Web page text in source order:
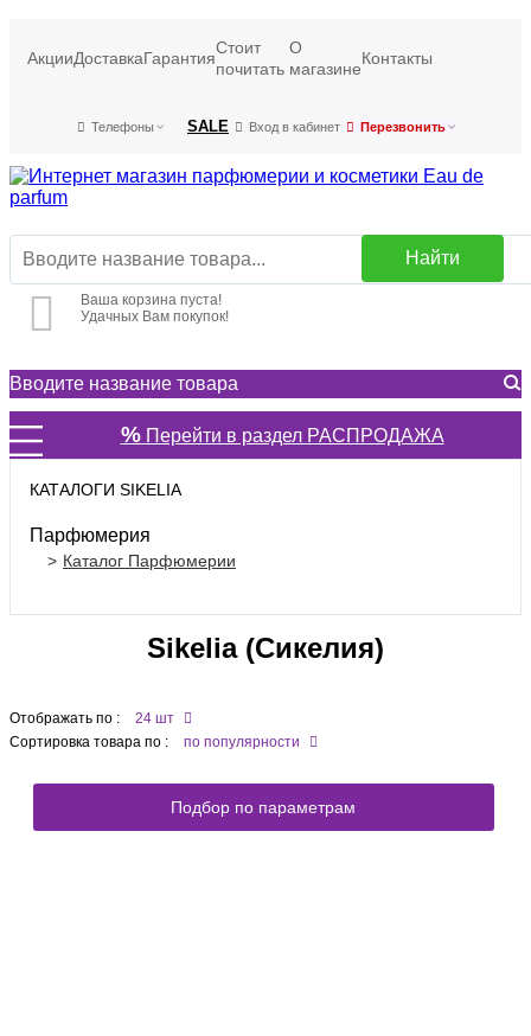
АкцииДоставкаГарантия
Стоит
почитать
О
магазине
Контакты
Телефоны SALE Вход в кабинет Перезвонить
Найти
Ваша корзина пуста!
Удачных Вам покупок!
%Перейти в раздел РАСПРОДАЖА
КАТАЛОГИ SIKELIA
Парфюмерия
Каталог Парфюмерии
Sikelia (Сикелия)
Отображать по :
24 шт
Сортировка товара по :
по популярности
Подбор по параметрам